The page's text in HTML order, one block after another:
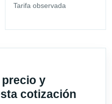
Tarifa observada
y
cotización